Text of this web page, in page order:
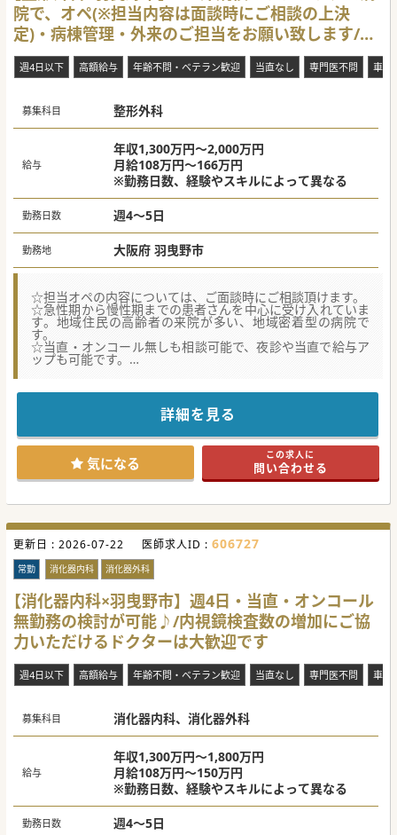
院で、オペ(※担当内容は面談時にご相談の上決
定)・病棟管理・外来のご担当をお願い致します/高
水準の年俸です♪
週4日以下 高額給与 年齢不問・ベテラン歓迎 当直なし 専門医不問 車通
募集科目 整形外科
給与
年収1,300万円～2,000万円
月給108万円～166万円
※勤務日数、経験やスキルによって異なる
勤務日数 週4～5日
勤務地 大阪府 羽曳野市
☆担当オペの内容については、ご面談時にご相談頂けます。
☆急性期から慢性期までの患者さんを中心に受け入れていま
す。地域住民の高齢者の来院が多い、地域密着型の病院で
す。
☆当直・オンコール無しも相談可能で、夜診や当直で給与ア
ップも可能です。
老健や小規模多機能ホームを有し、地域包括ケアシステム
を構築している病院です。
車通勤も可能ですが、最寄り駅からも徒歩5分程度とアク
セスの非常に良い病院です。
#秋入職可
詳細を見る
気になる この求人に
問い合わせる
更新日 : 2026-07-22 医師求人ID : 606727
常勤 消化器内科 消化器外科
【消化器内科×羽曳野市】週4日・当直・オンコール
無勤務の検討が可能♪/内視鏡検査数の増加にご協
力いただけるドクターは大歓迎です
週4日以下 高額給与 年齢不問・ベテラン歓迎 当直なし 専門医不問 車通
募集科目 消化器内科、消化器外科
給与
年収1,300万円～1,800万円
月給108万円～150万円
※勤務日数、経験やスキルによって異なる
勤務日数 週4～5日